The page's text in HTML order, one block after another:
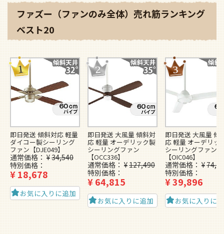
ファズー（ファンのみ全体）売れ筋ランキング
ベスト20
即日発送 傾斜対応 軽量
ダイコー製シーリング
ファン【DJE049】
通常価格 ¥34,540
特別価格
¥18,678
お気に入りに追加
即日発送 大風量 傾斜対
応 軽量 オーデリック製
シーリングファン
【OCC336】
通常価格 ¥127,490
特別価格
¥64,815
お気に入りに追加
即日発送 大風量 傾
応 軽量 オーデリッ
シーリングファン
【OIC046】
通常価格 ¥
特別価格
¥39,896
お気に入りに